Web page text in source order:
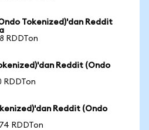
Tokenized)'dan Reddit
RDDTon
Reddit (Ondo
RDDTon
Reddit (Ondo
RDDTon